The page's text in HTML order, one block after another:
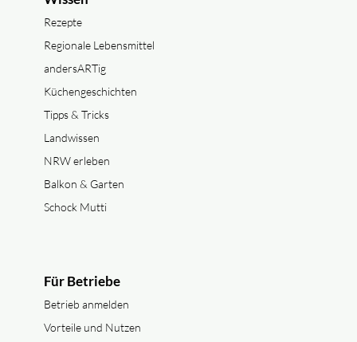
Rezepte
Regionale Lebensmittel
andersARTig
Küchengeschichten
Tipps & Tricks
Landwissen
NRW erleben
Balkon & Garten
Schock Mutti
Für Betriebe
Betrieb anmelden
Vorteile und Nutzen